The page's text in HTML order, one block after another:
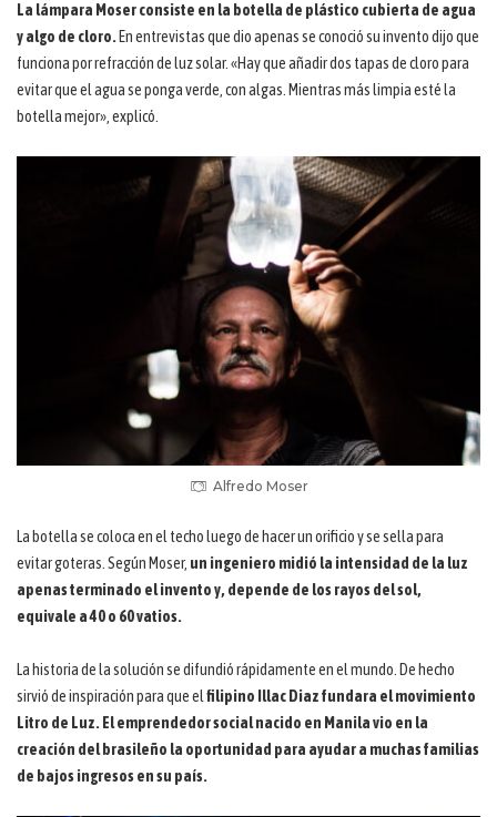
La lámpara Moser consiste en la botella de plástico cubierta de agua
y algo de cloro. En entrevistas que dio apenas se conoció su invento dijo que
funciona por refracción de luz solar. «Hay que añadir dos tapas de cloro para
evitar que el agua se ponga verde, con algas. Mientras más limpia esté la
botella mejor», explicó.
Alfredo Moser
La botella se coloca en el techo luego de hacer un orificio y se sella para
evitar goteras. Según Moser, un ingeniero midió la intensidad de la luz
apenas terminado el invento y, depende de los rayos del sol,
equivale a 40 o 60 vatios.
La historia de la solución se difundió rápidamente en el mundo. De hecho
sirvió de inspiración para que elfilipino Illac Diaz fundara el movimiento
Litro de Luz. El emprendedor social nacido en Manila vio en la
creación del brasileño la oportunidad para ayudar a muchas familias
de bajos ingresos en su país.